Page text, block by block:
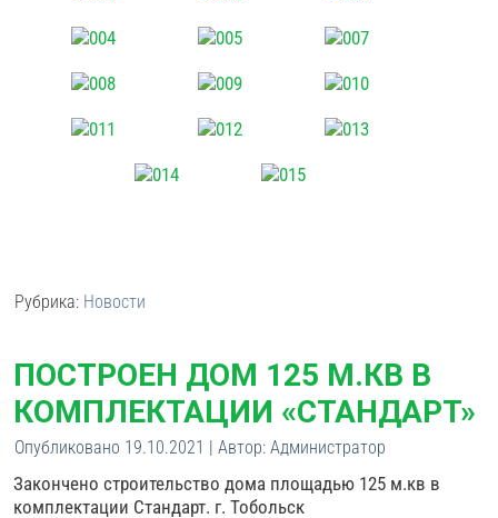
Рубрика: Новости
ПОСТРОЕН ДОМ 125 М.КВ В
КОМПЛЕКТАЦИИ «СТАНДАРТ»
Опубликовано 19.10.2021 | Автор: Администратор
Закончено строительство дома площадью 125 м.кв в
комплектации Стандарт. г. Тобольск